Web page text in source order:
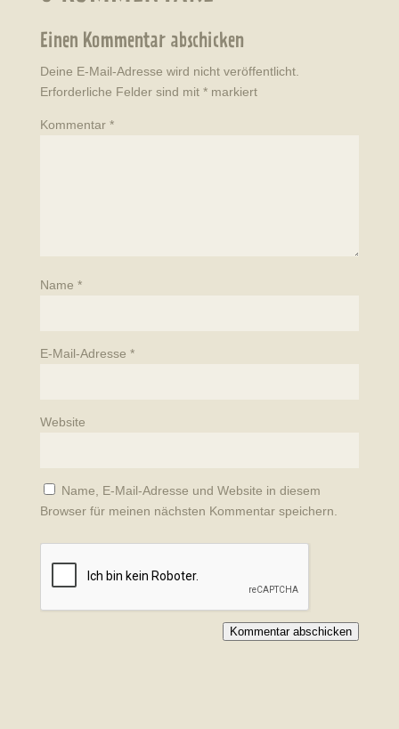
Einen Kommentar abschicken
Deine E-Mail-Adresse wird nicht veröffentlicht.
Erforderliche Felder sind mit *markiert
Kommentar *
Name *
E-Mail-Adresse *
Website
Name, E-Mail-Adresse und Website in diesem
Browser für meinen nächsten Kommentar speichern.
Kommentar abschicken